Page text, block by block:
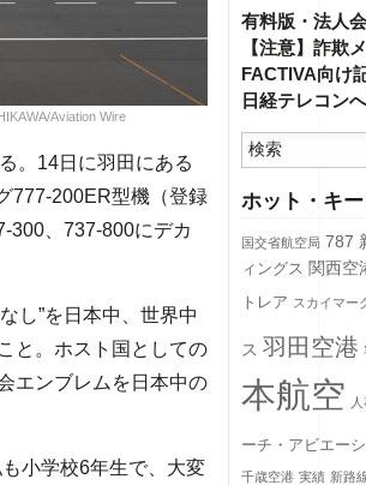
有料版・法人
【注意】詐欺
FACTIVA向け
日経テレコン
ホット・キ
国交省航空局 787
ィングス 関西空
トレア スカイマー
ス 羽田空港
本航空
ーチ・アビエー
千歳空港 実績 新路
Aviation Wire
。14日に羽田にある
777-200ER型機（登録
300、737-800にデカ
し”を日本中、世界中
と。ホスト国としての
エンブレムを日本中の
小学校6年生で、大変